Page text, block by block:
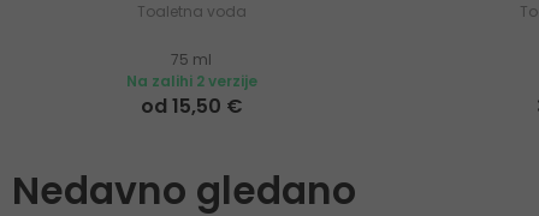
Toaletna voda
75 ml
Na zalihi 2 verzije
od 15,50 €
Nedavno gledano